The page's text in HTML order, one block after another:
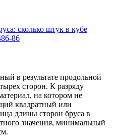
сколько штук в кубе
86
в результате продольной
сторон. К разряду
на котором не
квадратный или
длины сторон бруса в
значения, минимальный